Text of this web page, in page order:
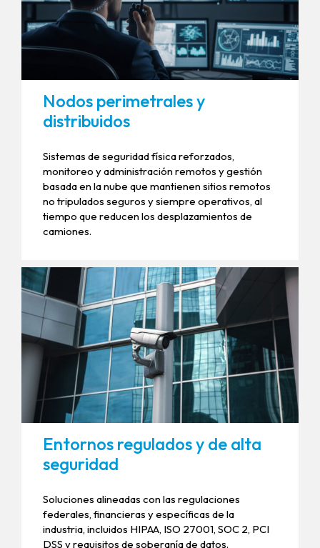
Nodos perimetrales y
distribuidos
Sistemas de seguridad física reforzados,
monitoreo y administración remotos y gestión
basada en la nube que mantienen sitios remotos
no tripulados seguros y siempre operativos, al
tiempo que reducen los desplazamientos de
camiones.
Entornos regulados y de alta
seguridad
Soluciones alineadas con las regulaciones
federales, financieras y específicas de la
industria, incluidos HIPAA, ISO 27001, SOC 2, PCI
DSS y requisitos de soberanía de datos.